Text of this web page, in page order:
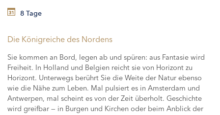
SCHIFFE
8 Tage
Die Königreiche des Nordens
Sie kommen an Bord, legen ab und spüren: aus Fantasie wird
Freiheit. In Holland und Belgien reicht sie von Horizont zu
Horizont. Unterwegs berührt Sie die Weite der Natur ebenso
wie die Nähe zum Leben. Mal pulsiert es in Amsterdam und
Antwerpen, mal scheint es von der Zeit überholt. Geschichte
wird greifbar — in Burgen und Kirchen oder beim Anblick der